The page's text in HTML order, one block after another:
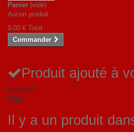
Panier (vide)
Aucun produit
0,00 € Total
Commander
Produit ajouté à
Quantité
Total
Il y a un produit